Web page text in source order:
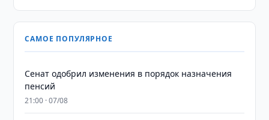
САМОЕ ПОПУЛЯРНОЕ
Сенат одобрил изменения в порядок назначения
пенсий
21:00 · 07/08